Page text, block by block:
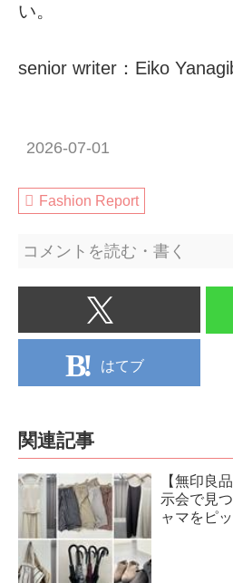
い。
senior writer：Eiko
2026-07-01
Fashion Report
コメントを読む・書く
はてブ
関連記事
【無印良
示会で見
ャマをピ